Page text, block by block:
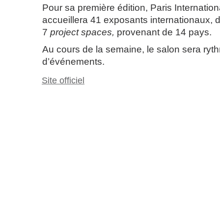
Pour sa première édition, Paris
accueillera 41 exposants internationaux,
7 project spaces, provenant de 14 pays.
Au cours de la semaine, le salon sera
d’événements.
Site officiel